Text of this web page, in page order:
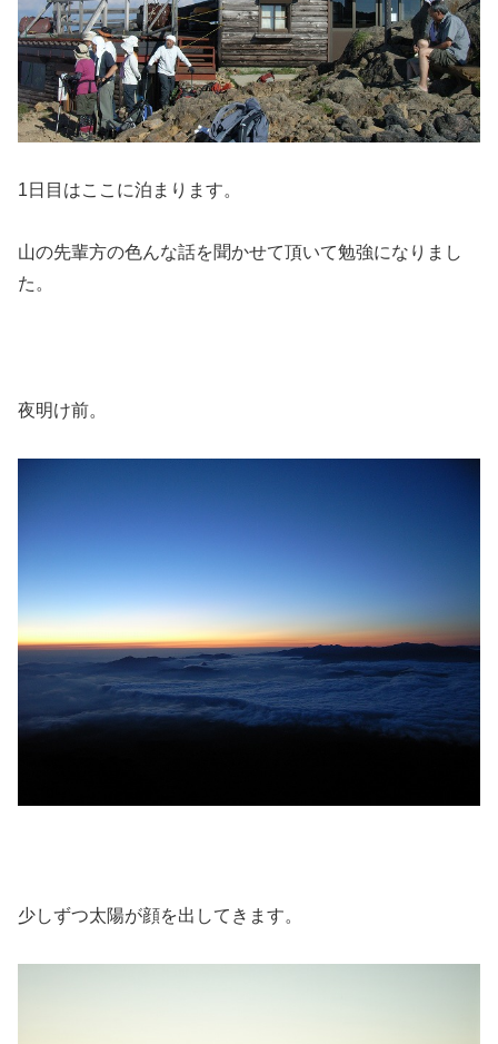
1日目はここに泊まります。
山の先輩方の色んな話を聞かせて頂いて勉強になりまし
た。
夜明け前。
少しずつ太陽が顔を出してきます。